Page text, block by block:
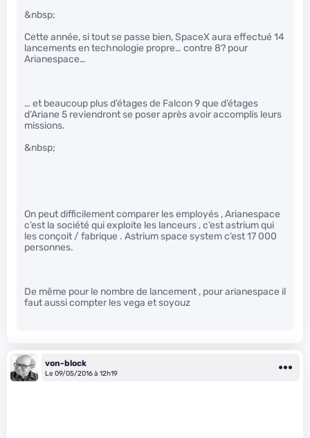
&nbsp;
Cette année, si tout se passe bien, SpaceX aura effectué 14
lancements en technologie propre… contre 8? pour
Arianespace…
… et beaucoup plus d’étages de Falcon 9 que d’étages
d’Ariane 5 reviendront se poser après avoir accomplis leurs
missions.
&nbsp;
On peut difficilement comparer les employés , Arianespace
c’est la société qui exploite les lanceurs , c’est astrium qui
les conçoit / fabrique . Astrium space system c’est 17 000
personnes.
De même pour le nombre de lancement , pour arianespace il
faut aussi compter les vega et soyouz
von-block
Le 09/05/2016 à 12h19